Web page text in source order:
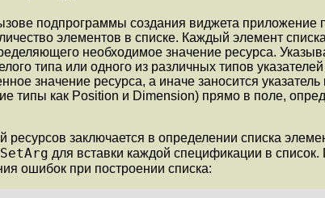
подпрограммы создания виджета приложение
элементов в списке. Каждый элемент списка
необходимое значение ресурса.
типа или одного из различных типов
значение ресурса, а иначе заносится
типы как Position и Dimension) прямо в поле,
заключается в определении списка
для вставки каждой спецификации в
ошибок при построении списка: